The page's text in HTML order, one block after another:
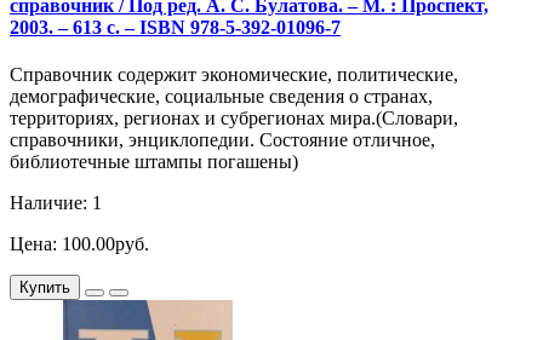
справочник / Под ред. А. С. Булатова. – М. : Проспект,
2003. – 613 с. – ISBN 978-5-392-01096-7
Справочник содержит экономические, политические,
демографические, социальные сведения о странах,
территориях, регионах и субрегионах мира.(Словари,
справочники, энциклопедии. Состояние отличное,
библиотечные штампы погашены)
Наличие: 1
Цена: 100.00руб.
Купить